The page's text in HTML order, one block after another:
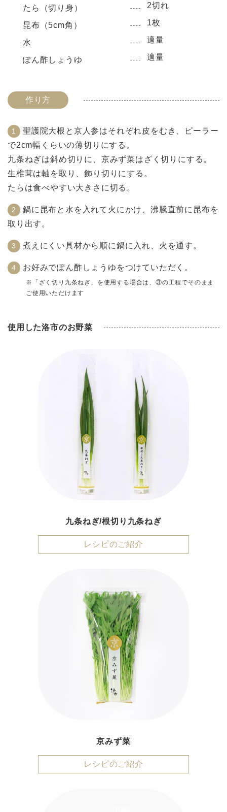
たら（切り身） 2切れ
昆布（5cm角） 1枚
水 適量
ぽん酢しょうゆ 適量
作り方
聖護院大根と京人参はそれぞれ皮をむき、ピーラー
で2cm幅くらいの薄切りにする。
九条ねぎは斜め切りに、京みず菜はざく切りにする。
生椎茸は軸を取り、飾り切りにする。
たらは食べやすい大きさに切る。
鍋に昆布と水を入れて火にかけ、沸騰直前に昆布を
取り出す。
煮えにくい具材から順に鍋に入れ、火を通す。
お好みでぽん酢しょうゆをつけていただく。
※「ざく切り九条ねぎ」を使用する場合は、③の工程でそのまま
ご使用いただけます
使用した洛市のお野菜
九条ねぎ/根切り九条ねぎ
レシピのご紹介
京みず菜
レシピのご紹介